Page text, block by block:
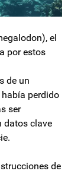
el
por estos
de un
perdido
ser
datos clave
de